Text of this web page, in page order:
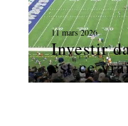
11 mars 2026
Investir
est-ce